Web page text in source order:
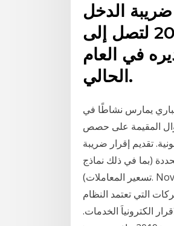
الدخل
والأرباح بمقدار 245 مليون دينار في العام 2019 لتصل إلى
للمعاد تقديره في العام
الحالي.
يمارس نشاطًا في
المقيمة على حصص
تقديم إقرار ضريبة
(بما في ذلك نماذج
تسعير المعاملات). Nov 11, 2008 · تمديد مهلة تسديد الضريبة وتقديم التصريح السنوي لمكلفي ضريبة الدخل
التي تعتمد النظام
تقديم الاقرار الكترونياَ الخدمات.